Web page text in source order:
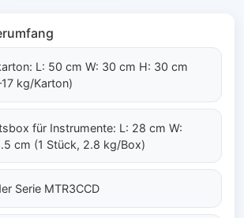
L: 50 cm W: 30 cm H: 30 cm
kg/Karton)
für Instrumente: L: 28 cm W:
cm (1 Stück, 2.8 kg/Box)
Serie MTR3CCD